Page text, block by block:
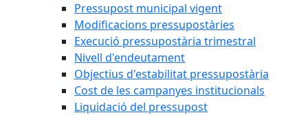
Pressupost municipal vigent
Modificacions pressupostàries
Execució pressupostària trimestral
Nivell d'endeutament
Objectius d'estabilitat pressupostària
Cost de les campanyes institucionals
Liquidació del pressupost